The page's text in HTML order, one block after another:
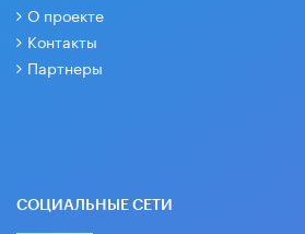
О проекте
Контакты
Партнеры
СОЦИАЛЬНЫЕ СЕТИ